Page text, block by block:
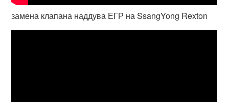
замена клапана наддува ЕГР на SsangYong Rexton